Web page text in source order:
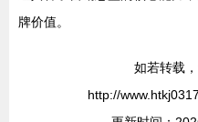
牌价值。
如若转载
http://